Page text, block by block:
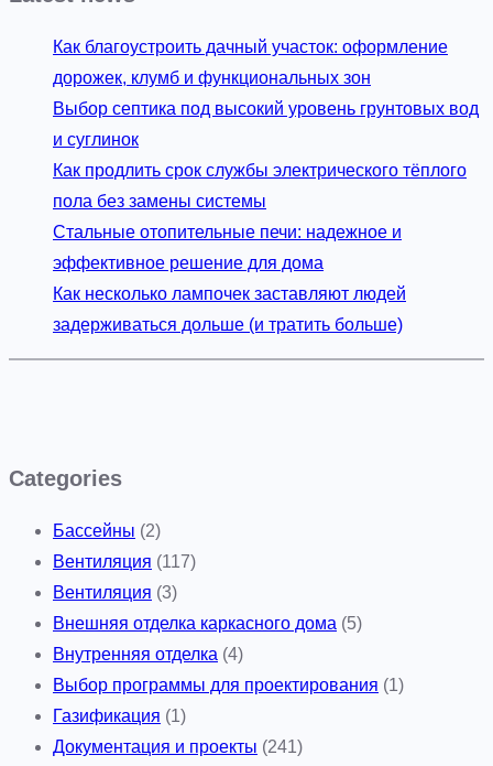
Как благоустроить дачный участок: оформление
дорожек, клумб и функциональных зон
Выбор септика под высокий уровень грунтовых вод
и суглинок
Как продлить срок службы электрического тёплого
пола без замены системы
Стальные отопительные печи: надежное и
эффективное решение для дома
Как несколько лампочек заставляют людей
задерживаться дольше (и тратить больше)
Categories
Бассейны (2)
Вентиляция (117)
Вентиляция (3)
Внешняя отделка каркасного дома (5)
Внутренняя отделка (4)
Выбор программы для проектирования (1)
Газификация (1)
Документация и проекты (241)